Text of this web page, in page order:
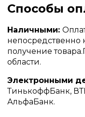
Способы
Наличными:
непосредственно
получение
области.
Электронными
ТинькоффБанк,
АльфаБанк.